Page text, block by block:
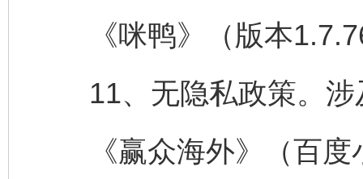
《咪鸭》（版本
11、无隐私政策。涉
《赢众海外》（百度